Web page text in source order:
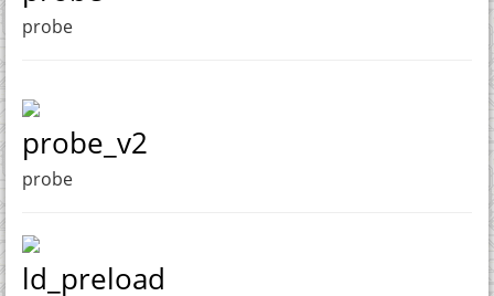
probe
probe_v2
probe
ld_preload